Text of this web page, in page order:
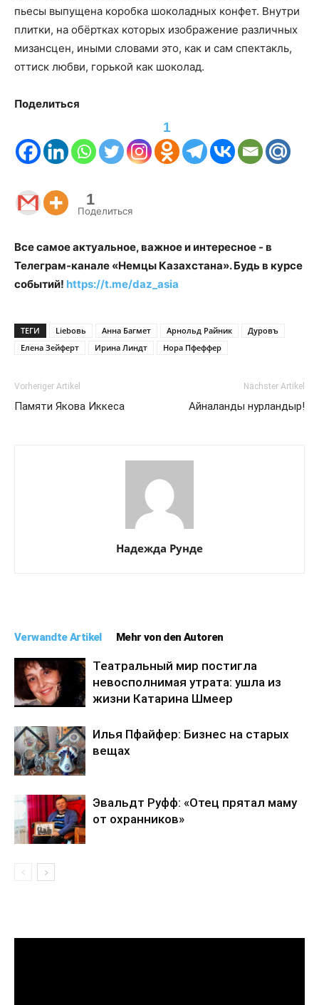
пьесы выпущена коробка шоколадных конфет. Внутри
плитки, на обёртках которых изображение различных
мизансцен, иными словами это, как и сам спектакль,
оттиск любви, горькой как шоколад.
Поделиться
1
1
Поделиться
Все самое актуальное, важное и интересное - в
Телеграм-канале «Немцы Казахстана». Будь в курсе
событий! https://t.me/daz_asia
ТЕГИ Liebовь Анна Багмет Арнольд Райник
Дуровъ
Елена Зейферт
Ирина Линдт Нора Пфеффер
Vorheriger Artikel
Памяти Якова Иккеса
Nächster Artikel
Айналанды нурландыр!
Надежда Рунде
Verwandte Artikel Mehr von den Autoren
Театральный мир постигла
невосполнимая утрата: ушла из
жизни Катарина Шмеер
Илья Пфайфер: Бизнес на старых
вещах
Эвальдт Руфф: «Отец прятал маму
от охранников»